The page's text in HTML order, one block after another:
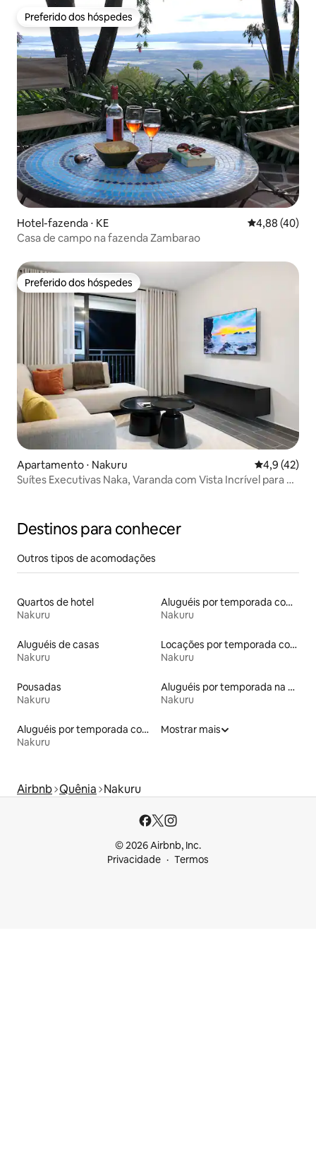
Preferido dos hóspedes
Preferido dos hóspedes
Hotel-fazenda ⋅ KE 4,88 de uma
4,88 (40)
Casa de campo na fazenda Zambarao
Preferido dos hóspedes
Preferido dos hóspedes
Apartamento ⋅ Nakuru 4,9 de uma
4,9 (42)
Suítes Executivas Naka, Varanda com Vista Incrível para o
Destinos para conhecer
Outros tipos de acomodações
Quartos de hotel
Nakuru
Aluguéis por temporada com café da manhã
Nakuru
Aluguéis de casas
Nakuru
Locações por temporada com piscina
Nakuru
Pousadas
Nakuru
Aluguéis por temporada na orla
Nakuru
Aluguéis por temporada com acesso à praia
Nakuru
Mostrar mais
Airbnb Quênia Nakuru
© 2026 Airbnb, Inc.
Privacidade
Termos